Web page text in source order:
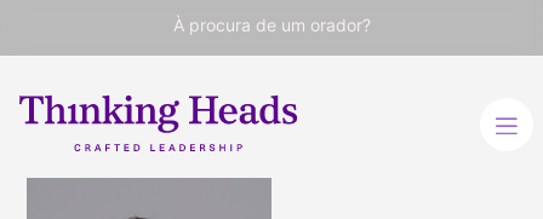
À procura de um orador?